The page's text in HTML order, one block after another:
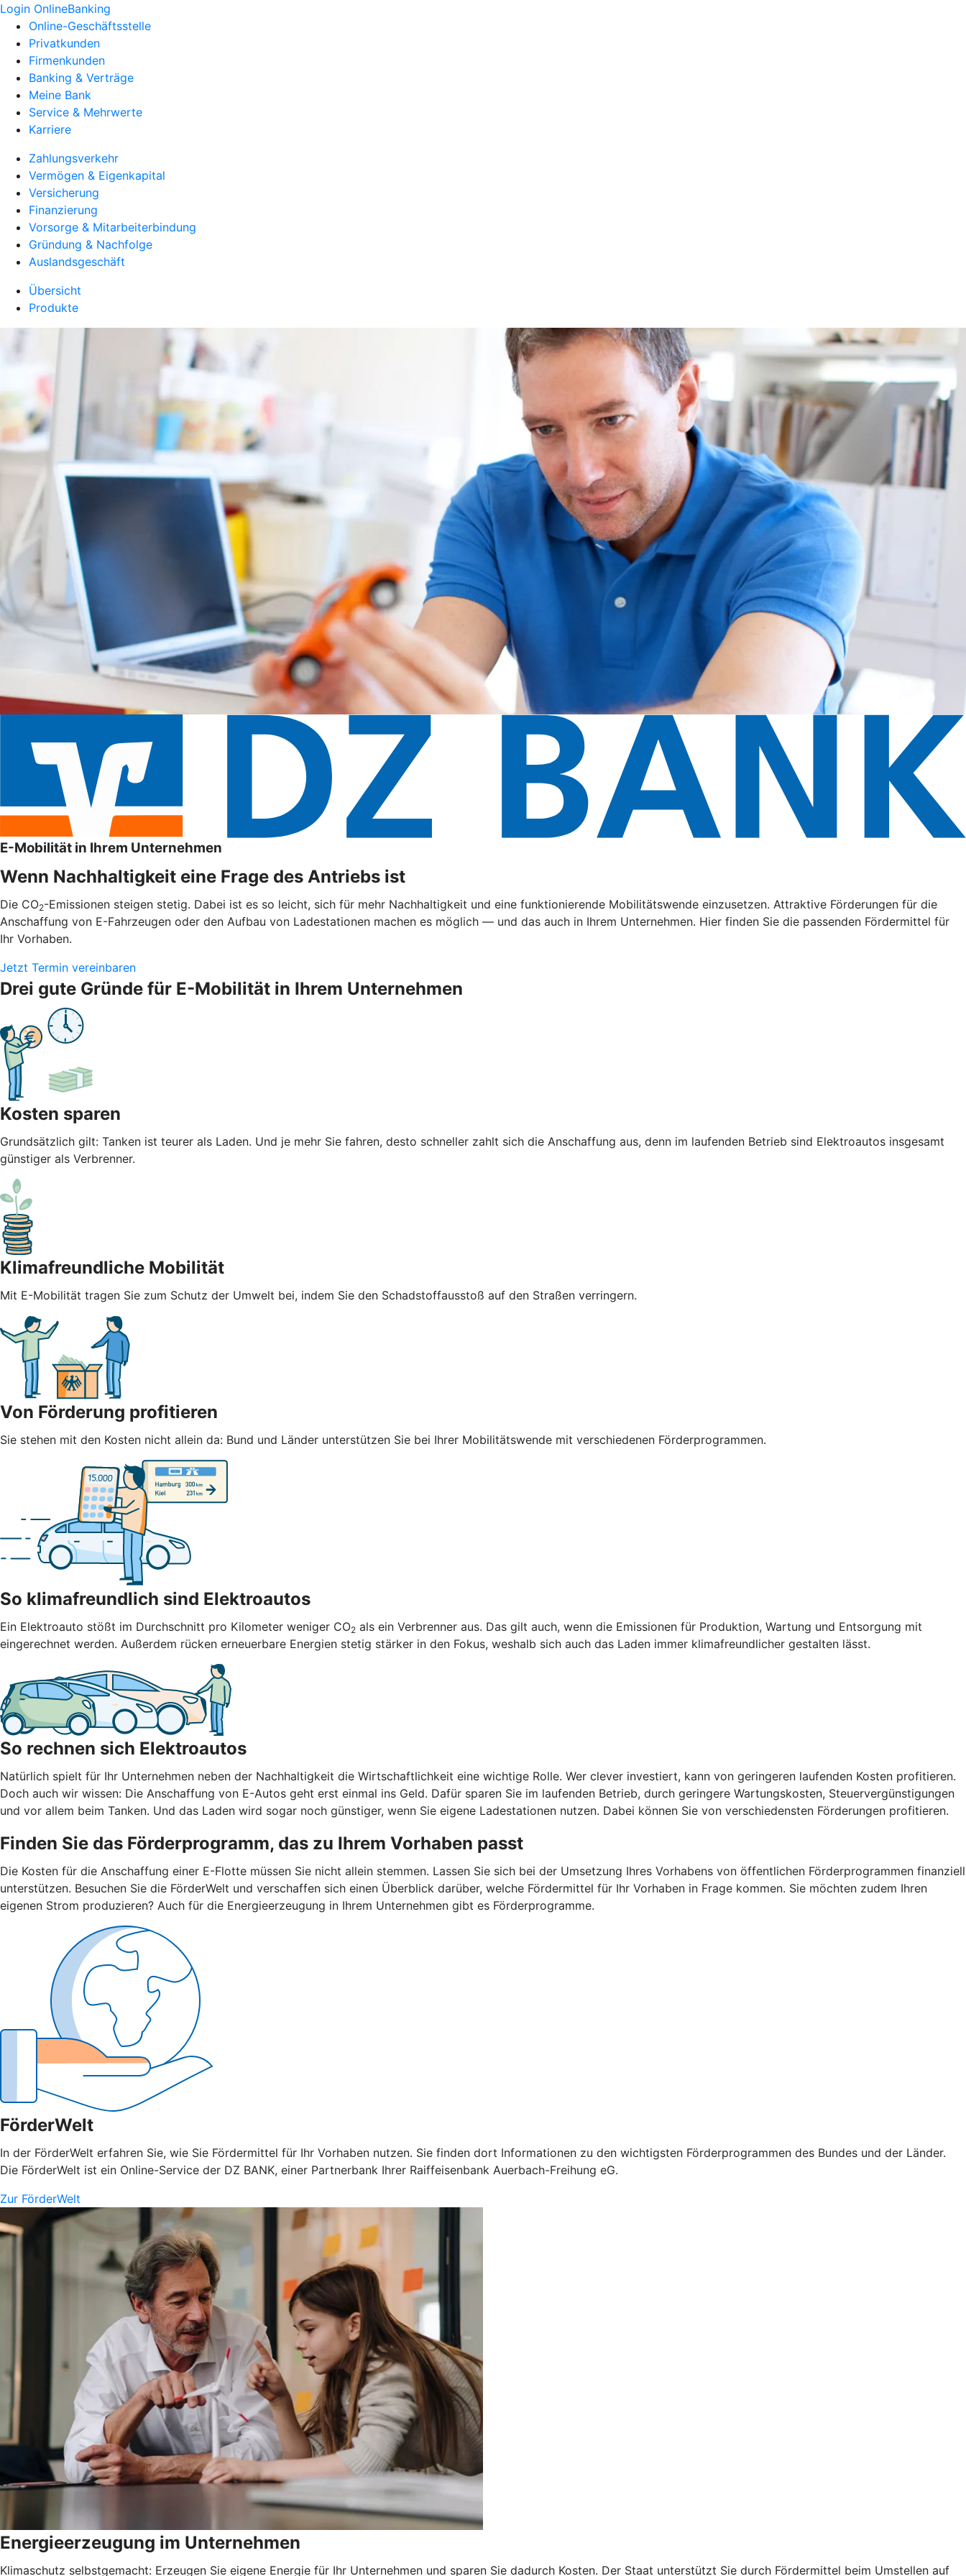
Login OnlineBanking
Online-Geschäftsstelle
Privatkunden
Firmenkunden
Banking & Verträge
Meine Bank
Service & Mehrwerte
Karriere
Zahlungsverkehr
Vermögen & Eigenkapital
Versicherung
Finanzierung
Vorsorge & Mitarbeiterbindung
Gründung & Nachfolge
Auslandsgeschäft
Übersicht
Produkte
E-Mobilität in Ihrem Unternehmen
Wenn Nachhaltigkeit eine Frage des Antriebs ist
Die CO2-Emissionen steigen stetig. Dabei ist es so leicht, sich für mehr Nachhaltigkeit und eine funktionierende Mobilitätswende einzusetzen. Attraktive Förderungen für die
Anschaffung von E-Fahrzeugen oder den Aufbau von Ladestationen machen es möglich — und das auch in Ihrem Unternehmen. Hier finden Sie die passenden Fördermittel für
Ihr Vorhaben.
Jetzt Termin vereinbaren
Drei gute Gründe für E-Mobilität in Ihrem Unternehmen
Kosten sparen
Grundsätzlich gilt: Tanken ist teurer als Laden. Und je mehr Sie fahren, desto schneller zahlt sich die Anschaffung aus, denn im laufenden Betrieb sind Elektroautos insgesamt
günstiger als Verbrenner.
Klimafreundliche Mobilität
Mit E-Mobilität tragen Sie zum Schutz der Umwelt bei, indem Sie den Schadstoffausstoß auf den Straßen verringern.
Von Förderung profitieren
Sie stehen mit den Kosten nicht allein da: Bund und Länder unterstützen Sie bei Ihrer Mobilitätswende mit verschiedenen Förderprogrammen.
So klimafreundlich sind Elektroautos
Ein Elektroauto stößt im Durchschnitt pro Kilometer weniger CO2 als ein Verbrenner aus. Das gilt auch, wenn die Emissionen für Produktion, Wartung und Entsorgung mit
eingerechnet werden. Außerdem rücken erneuerbare Energien stetig stärker in den Fokus, weshalb sich auch das Laden immer klimafreundlicher gestalten lässt.
So rechnen sich Elektroautos
Natürlich spielt für Ihr Unternehmen neben der Nachhaltigkeit die Wirtschaftlichkeit eine wichtige Rolle. Wer clever investiert, kann von geringeren laufenden Kosten profitieren.
Doch auch wir wissen: Die Anschaffung von E-Autos geht erst einmal ins Geld. Dafür sparen Sie im laufenden Betrieb, durch geringere Wartungskosten, Steuervergünstigungen
und vor allem beim Tanken. Und das Laden wird sogar noch günstiger, wenn Sie eigene Ladestationen nutzen. Dabei können Sie von verschiedensten Förderungen profitieren.
Finden Sie das Förderprogramm, das zu Ihrem Vorhaben passt
Die Kosten für die Anschaffung einer E-Flotte müssen Sie nicht allein stemmen. Lassen Sie sich bei der Umsetzung Ihres Vorhabens von öffentlichen Förderprogrammen finanziell
unterstützen. Besuchen Sie die FörderWelt und verschaffen sich einen Überblick darüber, welche Fördermittel für Ihr Vorhaben in Frage kommen. Sie möchten zudem Ihren
eigenen Strom produzieren? Auch für die Energieerzeugung in Ihrem Unternehmen gibt es Förderprogramme.
FörderWelt
In der FörderWelt erfahren Sie, wie Sie Fördermittel für Ihr Vorhaben nutzen. Sie finden dort Informationen zu den wichtigsten Förderprogrammen des Bundes und der Länder.
Die FörderWelt ist ein Online-Service der DZ BANK, einer Partnerbank Ihrer Raiffeisenbank Auerbach-Freihung eG.
Zur FörderWelt
Energieerzeugung im Unternehmen
Klimaschutz selbstgemacht: Erzeugen Sie eigene Energie für Ihr Unternehmen und sparen Sie dadurch Kosten. Der Staat unterstützt Sie durch Fördermittel beim Umstellen auf